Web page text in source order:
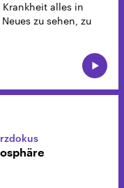
alles in
zu sehen, zu